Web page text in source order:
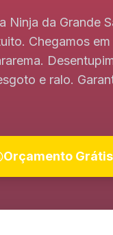
Ninja da Grande
Chegamos
e ralo.
Orçamento Grátis